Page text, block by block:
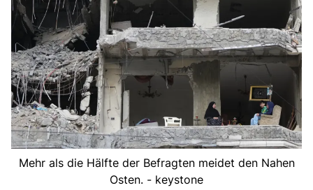
Mehr als die Hälfte der Befragten meidet den Nahen
Osten. - keystone